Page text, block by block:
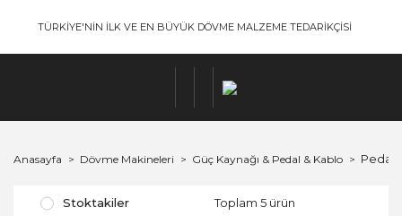
TÜRKİYE'NİN İLK VE EN BÜYÜK DÖVME MALZEME TEDARİKÇİSİ
Anasayfa Dövme Makineleri Güç Kaynağı & Pedal & Kablo
Stoktakiler Toplam 5 ürün